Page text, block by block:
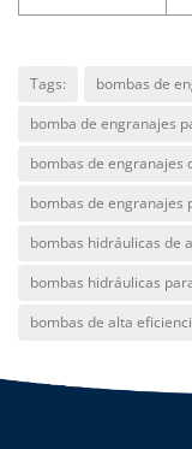
Tags:
bombas de
bomba de engranajes
bombas de engranajes
bombas de engranajes
bombas hidráulicas de
bombas hidráulicas
bombas de alta